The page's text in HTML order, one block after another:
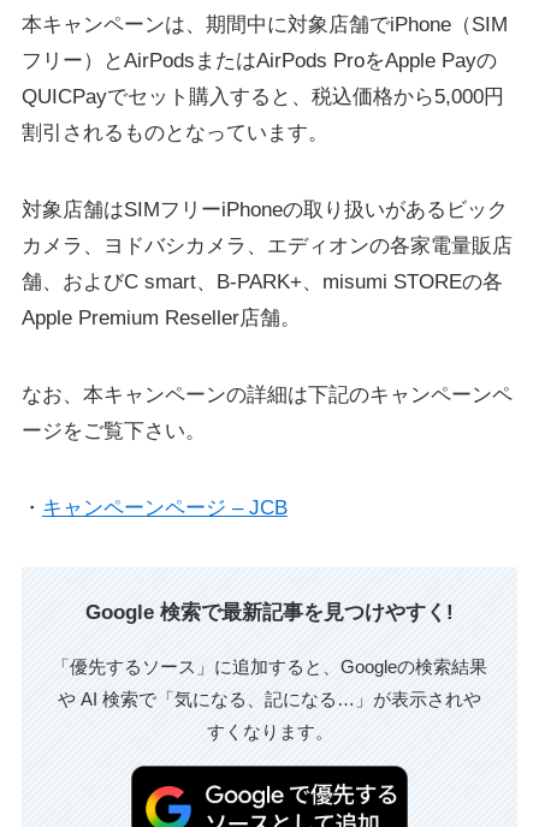
本キャンペーンは、期間中に対象店舗でiPhone（SIM
フリー）とAirPodsまたはAirPods ProをApple Payの
QUICPayでセット購入すると、税込価格から5,000円
割引されるものとなっています。
対象店舗はSIMフリーiPhoneの取り扱いがあるビック
カメラ、ヨドバシカメラ、エディオンの各家電量販店
舗、およびC smart、B-PARK+、misumi STOREの各
Apple Premium Reseller店舗。
なお、本キャンペーンの詳細は下記のキャンペーンペ
ージをご覧下さい。
・ キャンペーンページ – JCB
Google 検索で最新記事を見つけやすく!
「優先するソース」に追加すると、Googleの検索結果
や AI 検索で「気になる、記になる…」が表示されや
すくなります。